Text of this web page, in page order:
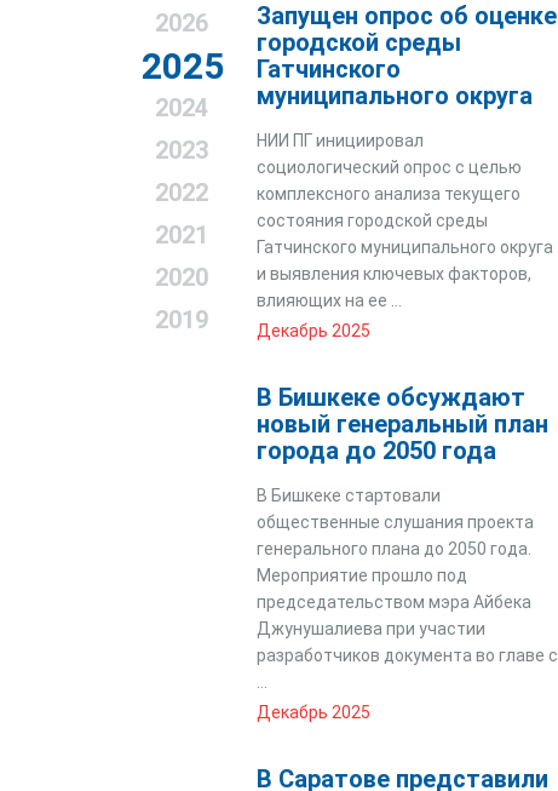
2026
2025
2024
2023
2022
2021
2020
2019
Запущен опрос об оценке
городской среды
Гатчинского
муниципального округа
НИИ ПГ инициировал
социологический опрос с целью
комплексного анализа текущего
состояния городской среды
Гатчинского муниципального округа
и выявления ключевых факторов,
влияющих на ее ...
Декабрь 2025
В Бишкеке обсуждают
новый генеральный план
города до 2050 года
В Бишкеке стартовали
общественные слушания проекта
генерального плана до 2050 года.
Мероприятие прошло под
председательством мэра Айбека
Джунушалиева при участии
разработчиков документа во главе с
Декабрь 2025
В Саратове представили